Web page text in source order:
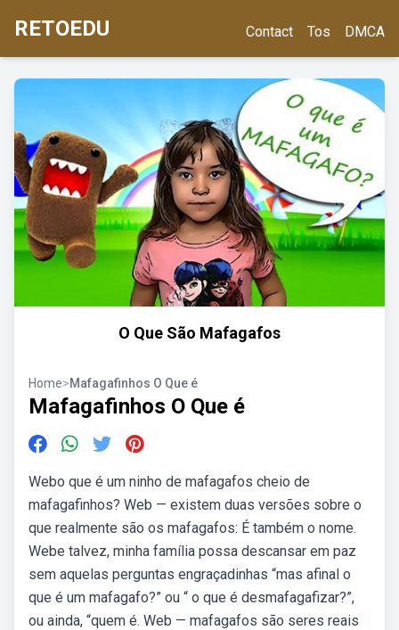
RETOEDU Contact Tos DMCA
O Que São Mafagafos
Home>Mafagafinhos O Que é
Mafagafinhos O Que é
Webo que é um ninho de mafagafos cheio de
mafagafinhos? Web — existem duas versões sobre o
que realmente são os mafagafos: É também o nome.
Webe talvez, minha família possa descansar em paz
sem aquelas perguntas engraçadinhas “mas afinal o
que é um mafagafo?” ou “ o que é desmafagafizar?”,
ou ainda, “quem é. Web — mafagafos são seres reais